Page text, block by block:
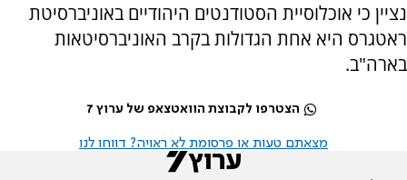
נציין כי אוכלוסיית הסטודנטים היהודיים באוניברסיטת
ראטגרס היא אחת הגדולות בקרב האוניברסיטאות
בארה"ב.
הצטרפו לקבוצת הוואטצאפ של ערוץ 7
מצאתם טעות או פרסומת לא ראויה? דווחו לנו